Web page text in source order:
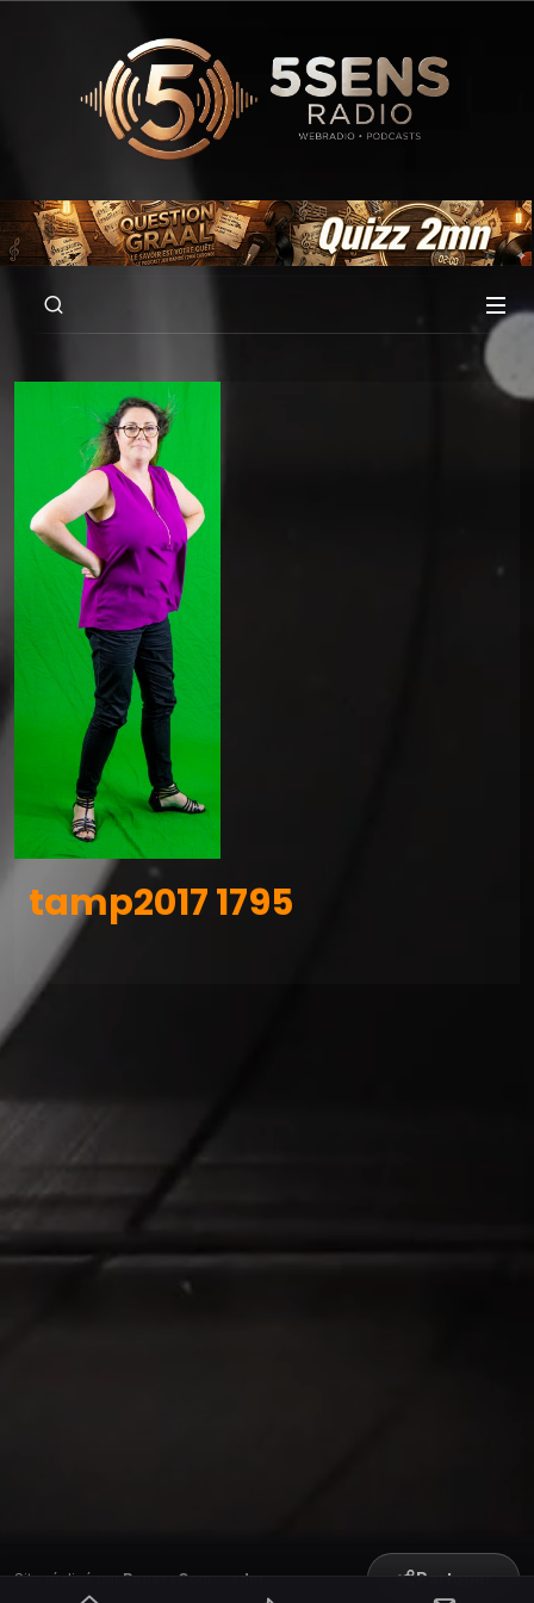
tamp2017 1795
Site réalisé parRepereCom·adm Partager